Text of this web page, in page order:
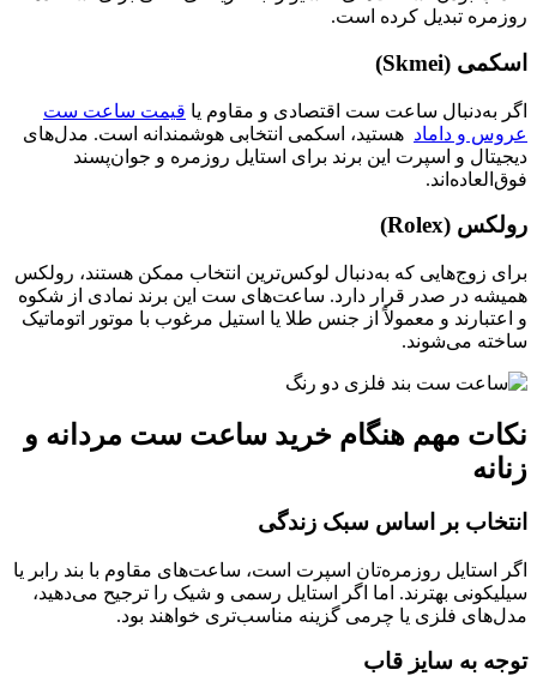
روزمره تبدیل کرده است.
اسکمی (Skmei)
اگر به‌دنبال ساعت ست اقتصادی و مقاوم یا قیمت ساعت ست
عروس و داماد هستید، اسکمی انتخابی هوشمندانه است. مدل‌های
دیجیتال و اسپرت این برند برای استایل روزمره و جوان‌پسند
فوق‌العاده‌اند.
رولکس (Rolex)
برای زوج‌هایی که به‌دنبال لوکس‌ترین انتخاب ممکن هستند، رولکس
همیشه در صدر قرار دارد. ساعت‌های ست این برند نمادی از شکوه
و اعتبارند و معمولاً از جنس طلا یا استیل مرغوب با موتور اتوماتیک
ساخته می‌شوند.
نکات مهم هنگام خرید ساعت ست مردانه و
زنانه
انتخاب بر اساس سبک زندگی
اگر استایل روزمره‌تان اسپرت است، ساعت‌های مقاوم با بند رابر یا
سیلیکونی بهترند. اما اگر استایل رسمی و شیک را ترجیح می‌دهید،
مدل‌های فلزی یا چرمی گزینه مناسب‌تری خواهند بود.
توجه به سایز قاب